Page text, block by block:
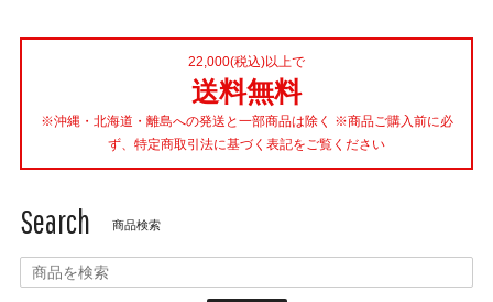
22,000(税込)以上で
送料無料
※沖縄・北海道・離島への発送と一部商品は除く ※商品ご購入前に必
ず、特定商取引法に基づく表記をご覧ください
Search 商品検索